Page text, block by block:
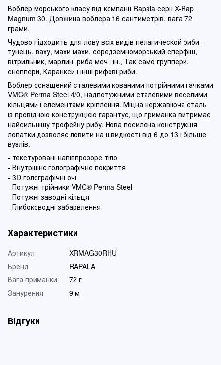
Воблер морського класу від компанії Rapala серії X-Rap
Magnum 30. Довжина воблера 16 сантиметрів, вага 72
грами.
Чудово підходить для лову всіх видів пелагической риби -
тунець, ваху, махи махи, середземноморський сперфіш,
вітрильник, марлин, риба меч і ін., Так само группери,
снеппери, Каранкси і інші рифові риби.
Воблер оснащений сталевими кованими потрійними гачками
VMC® Perma Steel 4/0, надпотужними сталевими веселими
кільцями і елементами кріплення. Міцна нержавіюча сталь
із провідною конструкцією гарантує, що приманка витримає
найсильнішу трофейну рибу. Нова посилена конструкція
лопатки дозволяє ловити на швидкості від 6 до 13 і більше
вузлів.
- текстуровані напівпрозоре тіло
- Внутрішнє голографічне покриття
- 3D голографічні очі
- Потужні трійники VMC® Perma Steel
- Потужні заводні кільця
- Глибоководні забарвлення
Характеристики
Артикул
XRMAG30RHU
Бренд
RAPALA
Вага приманки
72 г
Занурення
9 м
Відгуки